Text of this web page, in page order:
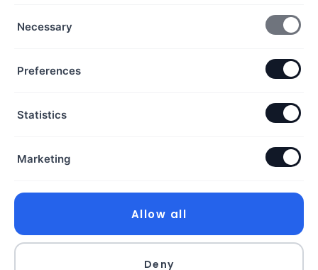
További szolgáltatások...
+36 20 453 3533
Iroda:
Exaline Kft.
Necessary
Preferences
Statistics
Marketing
Deny
Allow all